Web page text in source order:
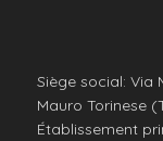
Siège social: Via
Mauro Torinese
Établissement